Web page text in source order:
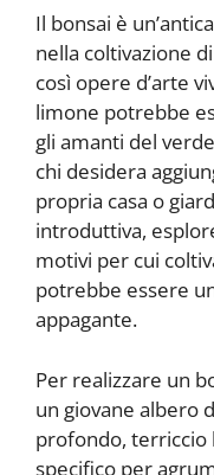
Il bonsai è
nella coltivazione
così opere d’arte
limone potrebbe
gli amanti del
chi desidera
propria casa o
introduttiva,
motivi per cui
potrebbe essere
appagante.
Per realizzare un
un giovane albero
profondo, terriccio
specifico per